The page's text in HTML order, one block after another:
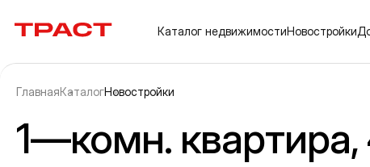
Траст | Служба недвижимости
Каталог недвижимостиНовостройки
ГлавнаяКаталогНовостройки
1—комн.